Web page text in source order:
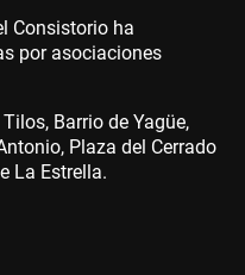
Consistorio ha
por asociaciones
Barrio de Yagüe,
Plaza del Cerrado
La Estrella.